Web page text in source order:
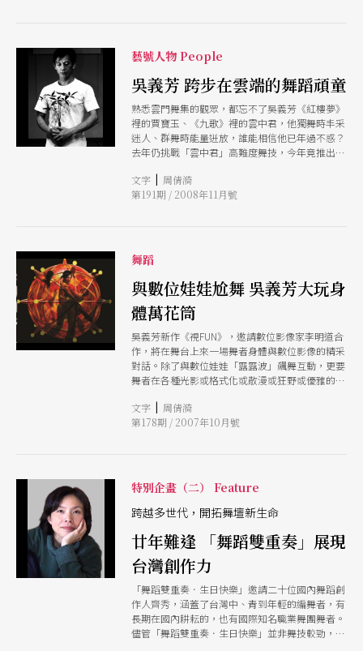
藝號人物 People
吳義芳 跨步在雲端的舞蹈頑童
熟悉雲門舞集的觀眾，都忘不了吳義芳《紅樓夢》
裡的賈寶玉、《九歌》裡的雲中君，他獨舞時丰采
迷人、群舞時能量迸放，誰能相信他已年過不惑？
去年仍挑戰「雲中君」高難度舞技，今年竟推出
藝術，總是要跳戰自己，到更高的雲端
文字 | 周倩漪
第191期 / 2008年11月號
舞蹈
與數位娃娃尬舞 吳義芳大玩身
體萬花筒
吳義芳新作《視FUN》，邀請數位影像家李明道合
作，將在舞台上來一場舞者身體與數位影像的精采
對話。除了與數位娃娃「露露波」飆舞互動，更要
舞者在各種光影或格式化或散漫或狂野或優雅的刺
覺萬花筒。
文字 | 周倩漪
第178期 / 2007年10月號
特別企畫（二） Feature
跨越多世代，開拓舞壇新生命
廿年難逢 「舞蹈雙重奏」展現
台灣創作力
「舞蹈雙重奏．生日快樂」邀請二十位國內舞蹈創
作人齊秀，涵蓋了台灣中、青到年輕的編舞者，有
長期在國內耕耘的，也有國際知名職業舞團舞者。
儘管「舞蹈雙重奏．生日快樂」並非舞技較勁，不